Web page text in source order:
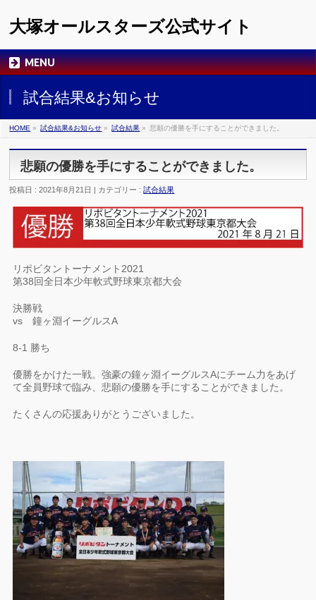
大塚オールスターズ公式サイト
MENU
試合結果&お知らせ
HOME » 試合結果&お知らせ » 試合結果 » 悲願の優勝を手にすることができました。
悲願の優勝を手にすることができました。
投稿日 : 2021年8月21日 | カテゴリー :試合結果
リポビタントーナメント2021
第38回全日本少年軟式野球東京都大会
決勝戦
vs 鐘ヶ淵イーグルスA
8-1 勝ち
優勝をかけた一戦。強豪の鐘ヶ淵イーグルスAにチーム力をあげ
て全員野球で臨み、悲願の優勝を手にすることができました。
たくさんの応援ありがとうございました。